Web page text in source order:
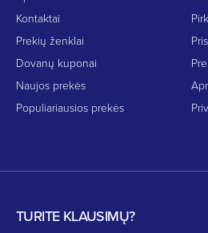
Kontaktai
Prekių ženklai
Dovanų kuponai
Naujos prekės
Populiariausios prekės
TURITE KLAUSIMŲ?